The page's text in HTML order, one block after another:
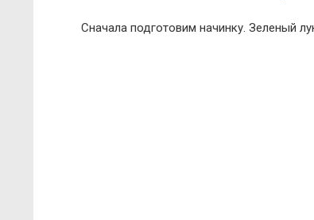
Сначала подготовим начинку. Зеленый